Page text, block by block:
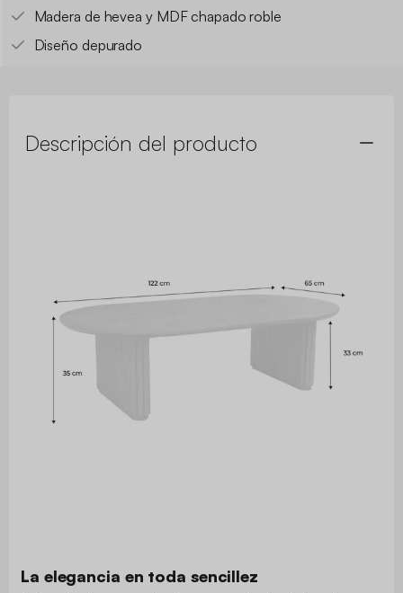
Madera de hevea y MDF chapado roble
Diseño depurado
Descripción del producto
La elegancia en toda sencillez